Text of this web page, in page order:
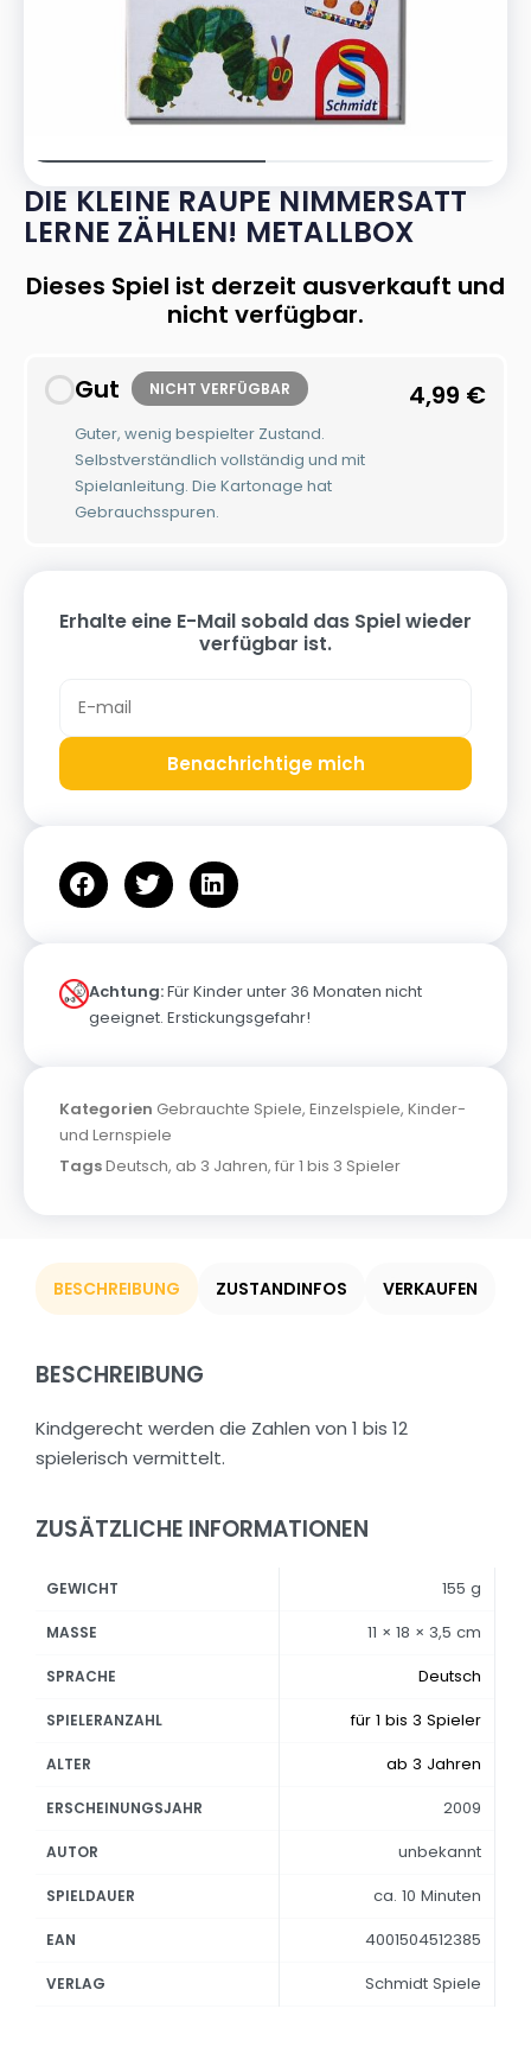
DIE KLEINE RAUPE NIMMERSATT
LERNE ZÄHLEN! METALLBOX
Dieses Spiel ist derzeit ausverkauft und
nicht verfügbar.
Gut NICHT VERFÜGBAR
Guter, wenig bespielter Zustand.
Selbstverständlich vollständig und mit
Spielanleitung. Die Kartonage hat
Gebrauchsspuren.
4,99 €
Erhalte eine E-Mail sobald das Spiel wieder
verfügbar ist.
Benachrichtige mich
Achtung:Für Kinder unter 36 Monaten nicht
geeignet. Erstickungsgefahr!
Kategorien Gebrauchte Spiele, Einzelspiele, Kinder-
und Lernspiele
TagsDeutsch, ab 3 Jahren, für 1 bis 3 Spieler
BESCHREIBUNG ZUSTANDINFOS VERKAUFEN
BESCHREIBUNG
Kindgerecht werden die Zahlen von 1 bis 12
spielerisch vermittelt.
ZUSÄTZLICHE INFORMATIONEN
GEWICHT 155 g
MASSE 11 × 18 × 3,5 cm
SPRACHE Deutsch
SPIELERANZAHL für 1 bis 3 Spieler
ALTER ab 3 Jahren
ERSCHEINUNGSJAHR 2009
AUTOR unbekannt
SPIELDAUER ca. 10 Minuten
EAN 4001504512385
VERLAG Schmidt Spiele